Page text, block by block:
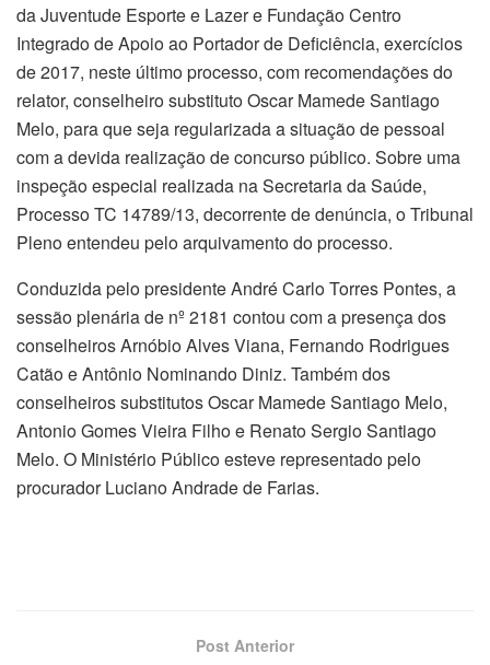
da Juventude Esporte e Lazer e Fundação Centro
Integrado de Apoio ao Portador de Deficiência, exercícios
de 2017, neste último processo, com recomendações do
relator, conselheiro substituto Oscar Mamede Santiago
Melo, para que seja regularizada a situação de pessoal
com a devida realização de concurso público. Sobre uma
inspeção especial realizada na Secretaria da Saúde,
Processo TC 14789/13, decorrente de denúncia, o Tribunal
Pleno entendeu pelo arquivamento do processo.
Conduzida pelo presidente André Carlo Torres Pontes, a
sessão plenária de nº 2181 contou com a presença dos
conselheiros Arnóbio Alves Viana, Fernando Rodrigues
Catão e Antônio Nominando Diniz. Também dos
conselheiros substitutos Oscar Mamede Santiago Melo,
Antonio Gomes Vieira Filho e Renato Sergio Santiago
Melo. O Ministério Público esteve representado pelo
procurador Luciano Andrade de Farias.
Post Anterior